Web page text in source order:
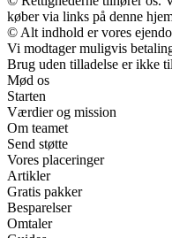
køber via links på denne
© Alt indhold er vores
Vi modtager muligvis
Brug uden tilladelse er ikke
Mød os
Starten
Værdier og mission
Om teamet
Send støtte
Vores placeringer
Artikler
Gratis pakker
Besparelser
Omtaler